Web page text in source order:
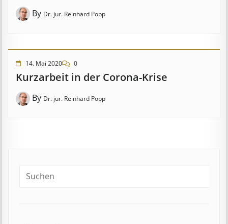
By Dr. jur. Reinhard Popp
14. Mai 2020 0
Kurzarbeit in der Corona-Krise
By Dr. jur. Reinhard Popp